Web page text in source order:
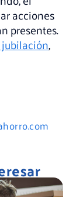
acciones
presentes.
,